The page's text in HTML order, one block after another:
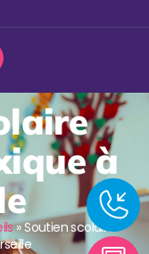
à
»Soutien scolaire